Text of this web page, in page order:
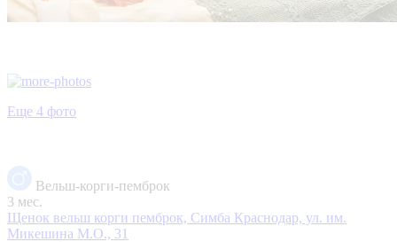
Еще 4 фото
Вельш-корги-пемброк
3 мес.
Щенок вельш корги пемброк, Симба Краснодар, ул. им.
Микешина М.О., 31